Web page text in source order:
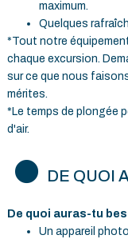
maximum.
Quelques
*Tout notre
chaque excursion.
sur ce que nous
mérites.
*Le temps de plongée
d'air.
DE QUOI
De quoi auras-tu
Un appareil